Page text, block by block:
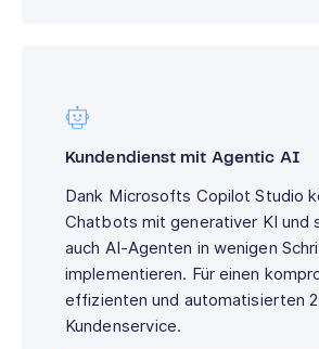
Kundendienst mit Agentic AI
Dank Microsofts Copilot Studio
Chatbots mit generativer KI und
auch AI-Agenten in wenigen
implementieren. Für einen
effizienten und automatisierten
Kundenservice.